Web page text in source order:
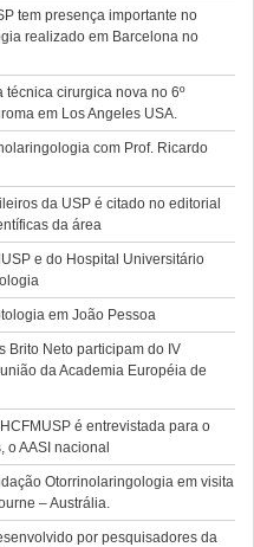
tem presença importante no
realizado em Barcelona no
técnica cirurgica nova no 6º
em Los Angeles USA.
com Prof. Ricardo
da USP é citado no editorial
da área
e do Hospital Universitário
em João Pessoa
Brito Neto participam do IV
da Academia Européia de
é entrevistada para o
o AASI nacional
Otorrinolaringologia em visita
– Austrália.
por pesquisadores da